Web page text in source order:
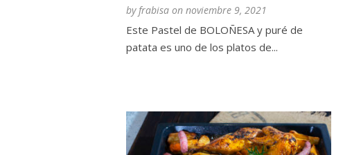
byfrabisa on noviembre 9, 2021
Este Pastel de BOLOÑESA y puré de
patata es uno de los platos de...